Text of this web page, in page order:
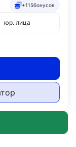
+115бонусов
юр. лица